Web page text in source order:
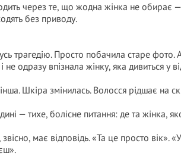
через те, що жодна жінка не обирає
без приводу.
трагедію. Просто побачила старе
не одразу впізнала жінку, яка дивиться у
Шкіра змінилась. Волосся рідшає на
— тихе, болісне питання: де та жінка,
звісно, має відповідь. «Та це просто